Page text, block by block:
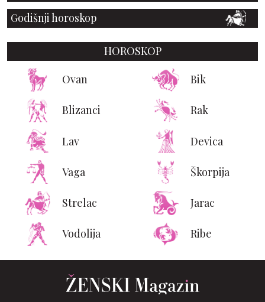
Godišnji horoskop
HOROSKOP
Ovan Bik
Blizanci Rak
Lav Devica
Vaga Škorpija
Strelac Jarac
Vodolija Ribe